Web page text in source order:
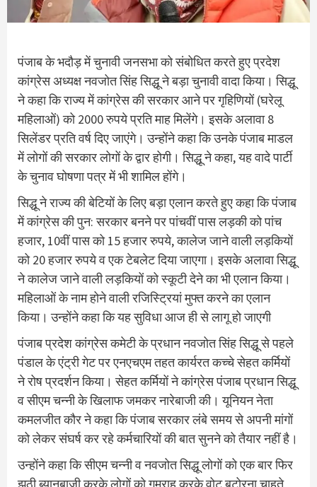
पंजाब के भदौड़ में चुनावी जनसभा को संबोधित करते हुए प्रदेश
कांग्रेस अध्यक्ष नवजोत सिंह सिद्धू ने बड़ा चुनावी वादा किया। सिद्धू
ने कहा कि राज्य में कांग्रेस की सरकार आने पर गृहिणियों (घरेलू
महिलाओं) को 2000 रुपये प्रति माह मिलेंगे। इसके अलावा 8
सिलेंडर प्रति वर्ष दिए जाएंगे। उन्होंने कहा कि उनके पंजाब माडल
में लोगों की सरकार लोगों के द्वार होगी। सिद्धू ने कहा, यह वादे पार्टी
के चुनाव घोषणा पत्र में भी शामिल होंगे।
सिद्धू ने राज्य की बेटियों के लिए बड़ा एलान करते हुए कहा कि पंजाब
में कांग्रेस की पुन: सरकार बनने पर पांचवीं पास लड़की को पांच
हजार, 10वीं पास को 15 हजार रुपये, कालेज जाने वाली लड़कियों
को 20 हजार रुपये व एक टेबलेट दिया जाएगा। इसके अलावा सिद्धू
ने कालेज जाने वाली लड़कियों को स्कूटी देने का भी एलान किया।
महिलाओं के नाम होने वाली रजिस्ट्रियां मुफ्त करने का एलान
किया। उन्होंने कहा कि यह सुविधा आज ही से लागू हो जाएगी
पंजाब प्रदेश कांग्रेस कमेटी के प्रधान नवजोत सिंह सिद्धू से पहले
पंडाल के एंट्री गेट पर एनएचएम तहत कार्यरत कच्चे सेहत कर्मियों
ने रोष प्रदर्शन किया। सेहत कर्मियों ने कांग्रेस पंजाब प्रधान सिद्धू
व सीएम चन्नी के खिलाफ जमकर नारेबाजी की। यूनियन नेता
कमलजीत कौर ने कहा कि पंजाब सरकार लंबे समय से अपनी मांगों
को लेकर संघर्ष कर रहे कर्मचारियों की बात सुनने को तैयार नहीं है।
उन्होंने कहा कि सीएम चन्नी व नवजोत सिद्धू लोगों को एक बार फिर
झूठी ब्यानबाजी करके लोगों को गुमराह करके वोट बटोरना चाहते